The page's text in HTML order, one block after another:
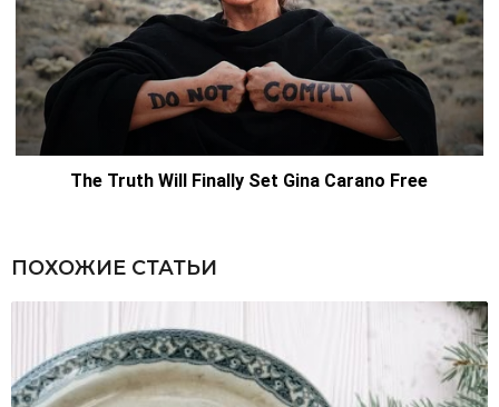
ПОХОЖИЕ СТАТЬИ